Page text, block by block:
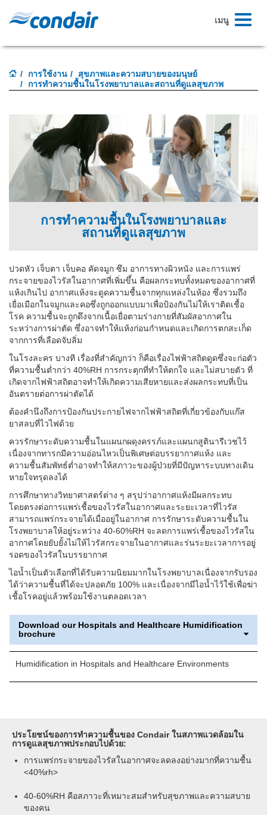
สลับ
เมนู
การใช้งาน
สุขภาพและความสบายของมนุษย์
การทำความชื้นในโรงพยาบาลและสถานที่ดูแลสุขภาพ
การทำความชื้นในโรงพยาบาลและ
สถานที่ดูแลสุขภาพ
ปวดหัว เจ็บตา เจ็บคอ คัดจมูก ซึม อาการทางผิวหนัง และการแพร่
กระจายของไวรัสในอากาศที่เพิ่มขึ้น คือผลกระทบทั้งหมดของอากาศที่
แห้งเกินไป อากาศแห้งจะดูดความชื้นจากทุกแหล่งในห้อง ซึ่งรวมถึง
เยื่อเมือกในจมูกและคอซึ่งถูกออกแบบมาเพื่อป้องกันไม่ให้เราติดเชื้อ
โรค ความชื้นจะถูกดึงจากเนื้อเยื่อตามร่างกายที่สัมผัสอากาศใน
ระหว่างการผ่าตัด ซึ่งอาจทำให้แห้งก่อนกำหนดและเกิดการตกสะเก็ด
จากการที่เลือดจับลิ่ม
ในโรงละคร บางที เรื่องที่สำคัญกว่า ก็คือเรื่องไฟฟ้าสถิตดูดซึ่งจะก่อตัว
ที่ความชื้นต่ำกว่า 40%RH การกระตุกที่ทำให้ตกใจ และไม่สบายตัว ที่
เกิดจากไฟฟ้าสถิตอาจทำให้เกิดความเสียหายและส่งผลกระทบที่เป็น
อันตรายต่อการผ่าตัดได้
ต้องคำนึงถึงการป้องกันประกายไฟจากไฟฟ้าสถิตที่เกี่ยวข้องกับแก๊ส
ยาสลบที่ไวไฟด้วย
ควรรักษาระดับความชื้นในแผนกผดุงครรภ์และแผนกสูตินารีเวชไว้
เนื่องจากทารกมีความอ่อนไหวเป็นพิเศษต่อบรรยากาศแห้ง และ
ความชื้นสัมพัทธ์ต่ำอาจทำให้สภาวะของผู้ป่วยที่มีปัญหาระบบทางเดิน
หายใจทรุดลงได้
การศึกษาทางวิทยาศาสตร์ต่าง ๆ สรุปว่าอากาศแห้งมีผลกระทบ
โดยตรงต่อการแพร่เชื้อของไวรัสในอากาศและระยะเวลาที่ไวรัส
สามารถแพร่กระจายได้เมื่ออยู่ในอากาศ การรักษาระดับความชื้นใน
โรงพยาบาลให้อยู่ระหว่าง 40-60%RH จะลดการแพร่เชื้อของไวรัสใน
อากาศโดยยับยั้งไม่ให้ไวรัสกระจายในอากาศและร่นระยะเวลาการอยู่
รอดของไวรัสในบรรยากาศ
ไอน้ำเป็นตัวเลือกที่ได้รับความนิยมมากในโรงพยาบาลเนื่องจากรับรอง
ได้ว่าความชื้นที่ได้จะปลอดภัย 100% และเนื่องจากมีไอน้ำไว้ใช้เพื่อฆ่า
เชื้อโรคอยู่แล้วพร้อมใช้งานตลอดเวลา
Download our Hospitals and Healthcare Humidification
brochure
Humidification in Hospitals and Healthcare Environments
ประโยชน์ของการทำความชื้นของ Condair ในสภาพแวดล้อมใน
การดูแลสุขภาพประกอบไปด้วย:
การแพร่กระจายของไวรัสในอากาศจะลดลงอย่างมากที่ความชื้น
<40%rh>
40-60%RH คือสภาวะที่เหมาะสมสำหรับสุขภาพและความสบาย
ของคน